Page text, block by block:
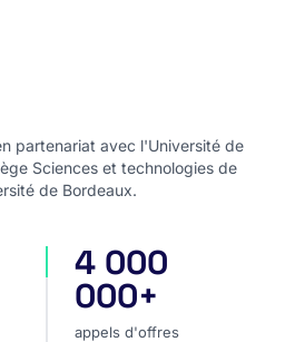
partenariat avec l'Université de
Sciences et technologies de
de Bordeaux.
appels d'offres
4 000
000+
appels d'offres